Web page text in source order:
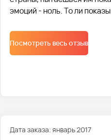
эмоций - ноль. То ли
своеобразного Китая? Что
Посмотреть весь отзыв
Дата заказа: январь 2017